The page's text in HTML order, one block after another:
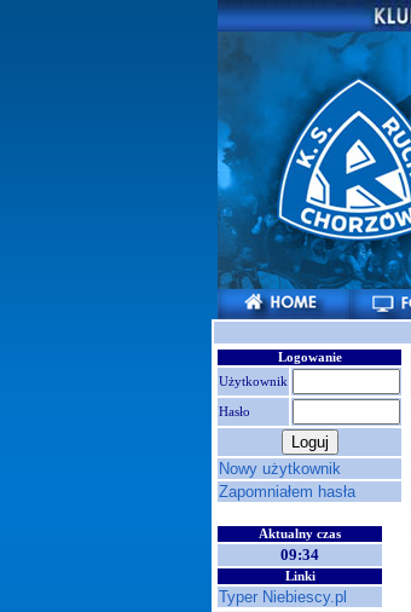
Logowanie
Użytkownik
Hasło
Nowy użytkownik
Zapomniałem hasła
Aktualny czas
09:34
Linki
Typer Niebiescy.pl